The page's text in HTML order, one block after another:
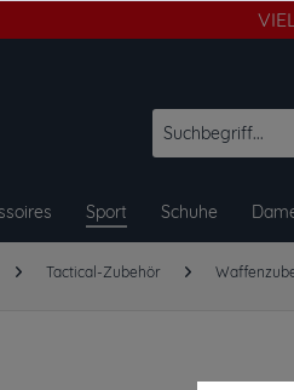
Sport Schuhe
Tactical-Zubehör